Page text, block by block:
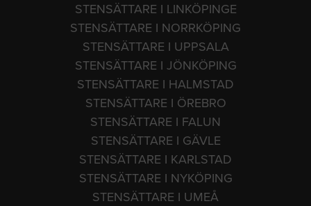
STENSÄTTARE I LINKÖPINGE
STENSÄTTARE I NORRKÖPING
STENSÄTTARE I UPPSALA
STENSÄTTARE I JÖNKÖPING
STENSÄTTARE I HALMSTAD
STENSÄTTARE I ÖREBRO
STENSÄTTARE I FALUN
STENSÄTTARE I GÄVLE
STENSÄTTARE I KARLSTAD
STENSÄTTARE I NYKÖPING
STENSÄTTARE I UMEÅ